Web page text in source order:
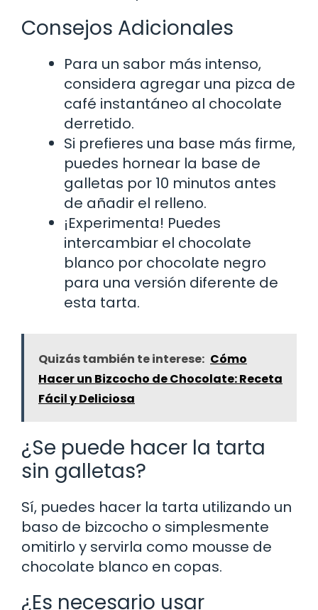
Consejos Adicionales
Para un sabor más intenso,
considera agregar una pizca de
café instantáneo al chocolate
derretido.
Si prefieres una base más firme,
puedes hornear la base de
galletas por 10 minutos antes
de añadir el relleno.
¡Experimenta! Puedes
intercambiar el chocolate
blanco por chocolate negro
para una versión diferente de
esta tarta.
Quizás también te interese: Cómo
Hacer un Bizcocho de Chocolate: Receta
Fácil y Deliciosa
¿Se puede hacer la tarta
sin galletas?
Sí, puedes hacer la tarta utilizando un
baso de bizcocho o simplesmente
omitirlo y servirla como mousse de
chocolate blanco en copas.
¿Es necesario usar